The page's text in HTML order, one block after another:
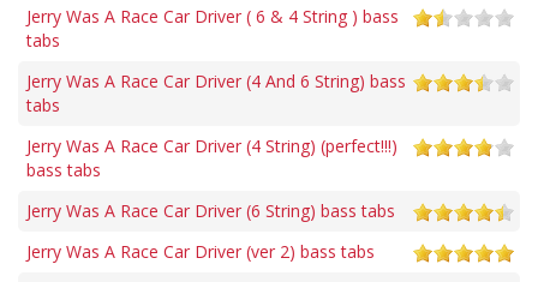
Jerry Was A Race Car Driver ( 6 & 4 String ) bass
tabs
Jerry Was A Race Car Driver (4 And 6 String) bass
tabs
Jerry Was A Race Car Driver (4 String) (perfect!!!)
bass tabs
Jerry Was A Race Car Driver (6 String) bass tabs
Jerry Was A Race Car Driver (ver 2) bass tabs